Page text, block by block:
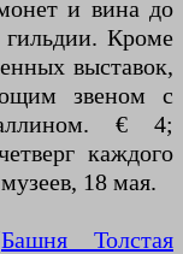
и вина до
гильдии. Кроме
выставок,
звеном с
€ 4;
каждого
18 мая.
Башня Толстая